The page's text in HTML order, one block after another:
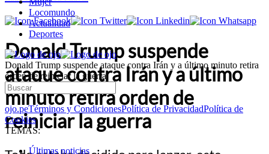
Locomundo
Actualidad
Deportes
Donald Trump suspende ataque contra Irán y a último minuto retira
orden de reiniciar la guerra
ojo.peTérminos y CondicionesPolítica de PrivacidadPolítica de
Cookies
TEMAS:
Últimas noticias
Donald Trump suspende
ataque contra Irán y a último
minuto retira orden de
reiniciar la guerra